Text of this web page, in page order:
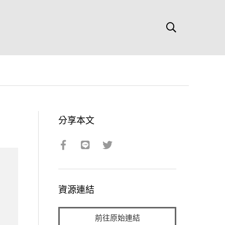
分享本文
資源連結
前往原始連結